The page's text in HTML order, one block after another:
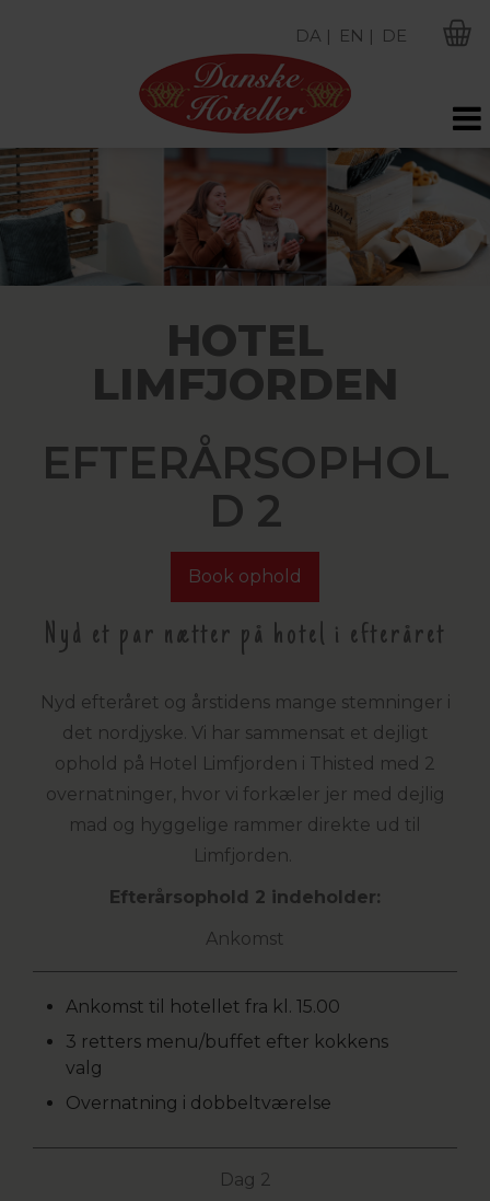
DA | EN | DE
HOTEL
LIMFJORDEN
EFTERÅRSOPHOL
D 2
Book ophold
Nyd et par nætter på hotel i efteråret
Nyd efteråret og årstidens mange stemninger i
det nordjyske. Vi har sammensat et dejligt
ophold på Hotel Limfjorden i Thisted med 2
overnatninger, hvor vi forkæler jer med dejlig
mad og hyggelige rammer direkte ud til
Limfjorden.
Efterårsophold 2 indeholder:
Ankomst
Ankomst til hotellet fra kl. 15.00
3 retters menu/buffet efter kokkens
valg
Overnatning i dobbeltværelse
Dag 2